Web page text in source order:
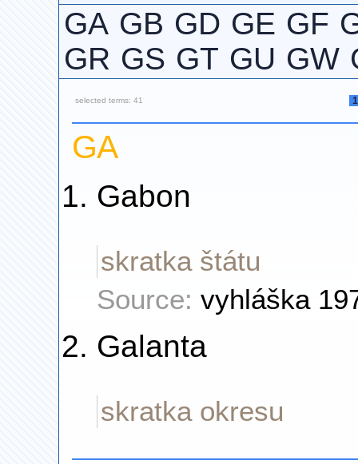
GA GB GD GE GF
GR GS GT GU GW
selected terms: 41 1
GA
Gabon
skratka štátu
Source: vyhláška
Galanta
skratka okresu